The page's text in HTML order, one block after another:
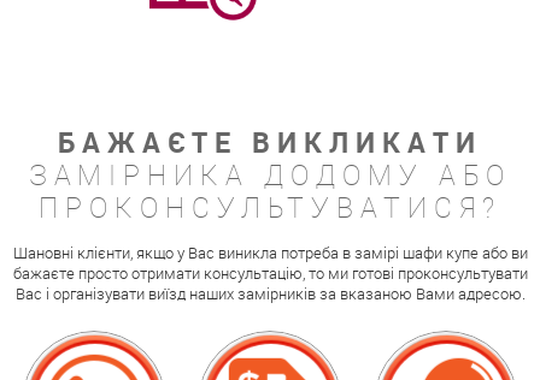
БАЖАЄТЕ ВИКЛИКАТИ
ЗАМІРНИКА ДОДОМУ АБО
ПРОКОНСУЛЬТУВАТИСЯ?
Шановні клієнти, якщо у Вас виникла потреба в замірі шафи купе або ви
бажаєте просто отримати консультацію, то ми готові проконсультувати
Вас і організувати виїзд наших замірників за вказаною Вами адресою.